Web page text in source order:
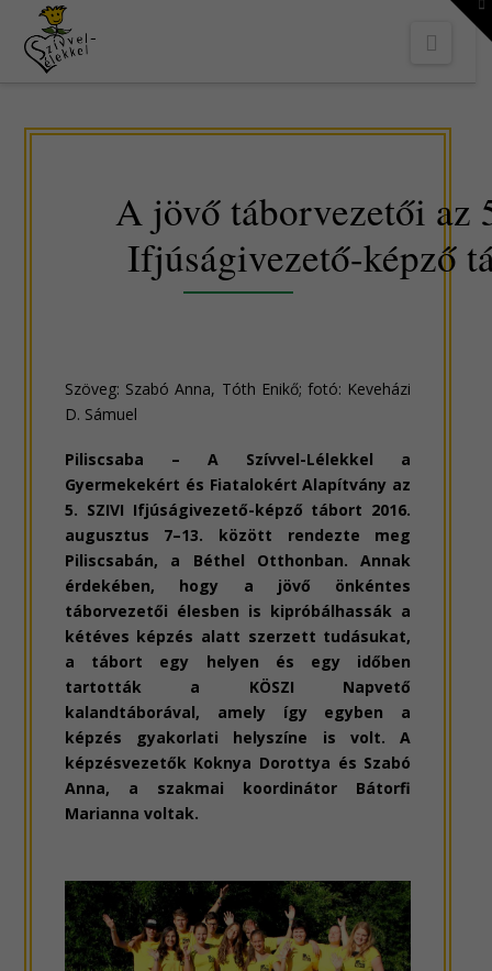
A jövő táborvezetői az
Ifjúságivezető-képző
Szöveg: Szabó Anna, Tóth Enikő; fotó: Keveházi
D. Sámuel
Piliscsaba – A Szívvel-Lélekkel a
Gyermekekért és Fiatalokért Alapítvány az
5. SZIVI Ifjúságivezető-képző tábort 2016.
augusztus 7–13. között rendezte meg
Piliscsabán, a Béthel Otthonban. Annak
érdekében, hogy a jövő önkéntes
táborvezetői élesben is kipróbálhassák a
kétéves képzés alatt szerzett tudásukat,
a tábort egy helyen és egy időben
tartották a KÖSZI Napvető
kalandtáborával, amely így egyben a
képzés gyakorlati helyszíne is volt. A
képzésvezetők Koknya Dorottya és Szabó
Anna, a szakmai koordinátor Bátorfi
Marianna voltak.